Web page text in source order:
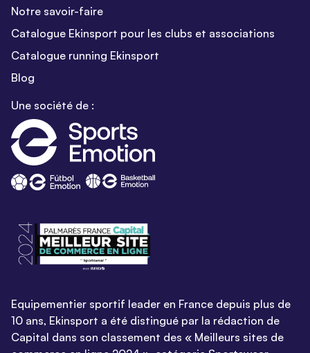
Notre savoir-faire
Catalogue Ekinsport pour les clubs et associations
Catalogue running Ekinsport
Blog
Une société de :
Equipementier sportif leader en France depuis plus de
10 ans, Ekinsport a été distingué par la rédaction de
Capital dans son classement des « Meilleurs sites de